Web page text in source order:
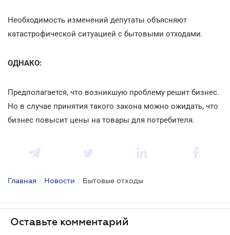
Необходимость изменений депутаты объясняют
катастрофической ситуацией с бытовыми отходами.
ОДНАКО:
Предполагается, что возникшую проблему решит бизнес.
Но в случае принятия такого закона можно ожидать, что
бизнес повысит цены на товары для потребителя.
Главная / Новости / Бытовые отходы
Оставьте комментарий